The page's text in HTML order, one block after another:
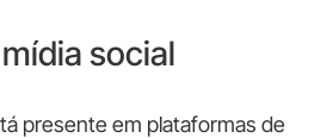
social
presente em plataformas de